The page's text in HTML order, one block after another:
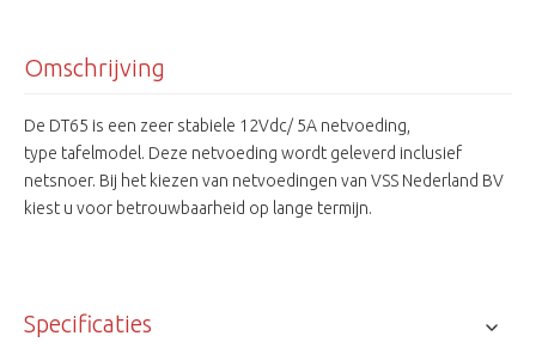
Omschrijving
De DT65 is een zeer stabiele 12Vdc/ 5A netvoeding,
type tafelmodel. Deze netvoeding wordt geleverd inclusief
netsnoer. Bij het kiezen van netvoedingen van VSS Nederland BV
kiest u voor betrouwbaarheid op lange termijn.
Specificaties